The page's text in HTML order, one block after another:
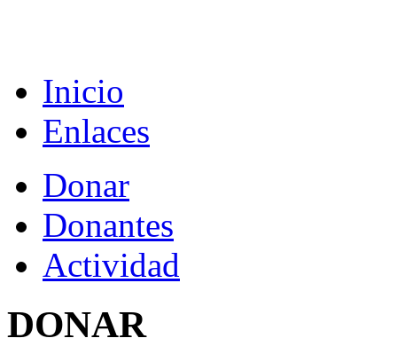
Inicio
Enlaces
Donar
Donantes
Actividad
DONAR